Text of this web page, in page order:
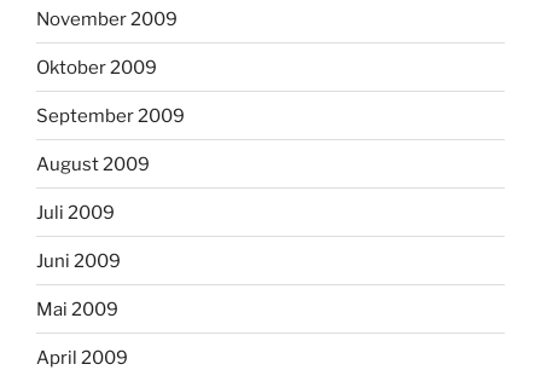
November 2009
Oktober 2009
September 2009
August 2009
Juli 2009
Juni 2009
Mai 2009
April 2009